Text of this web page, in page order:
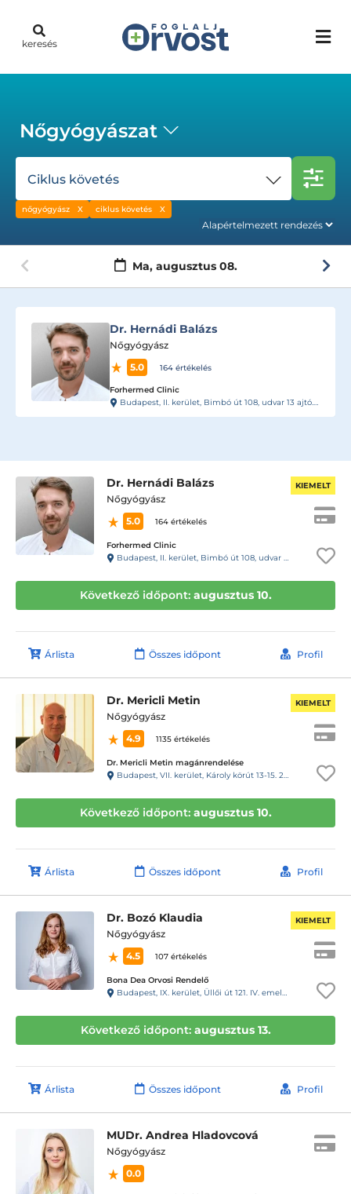
keresés
Nőgyógyászat
Ciklus követés
nőgyógyász ciklus követés
Ma, augusztus 08.
Dr. Hernádi Balázs
Nőgyógyász
5.0
164 értékelés
Forhermed Clinic
Budapest, II. kerület, Bimbó út 108, udvar 13 ajtó. Kaputelefon 13- Rendelő
Dr. Hernádi Balázs
Nőgyógyász
5.0
164 értékelés
Forhermed Clinic
Budapest, II. kerület, Bimbó út 108, udvar 13 ajtó. Kaputelefon 13- Rendelő
KIEMELT
Következő időpont: augusztus 10.
Árlista Összes időpont Profil
Dr. Mericli Metin
Nőgyógyász
4.9
1135 értékelés
Dr. Mericli Metin magánrendelése
Budapest, VII. kerület, Károly körút 13-15. 2.em.12.
KIEMELT
Következő időpont: augusztus 10.
Árlista Összes időpont Profil
Dr. Bozó Klaudia
Nőgyógyász
4.5
107 értékelés
Bona Dea Orvosi Rendelő
Budapest, IX. kerület, Üllői út 121. IV. emelet 12. Kaputelefon: 157
KIEMELT
Következő időpont: augusztus 13.
Árlista Összes időpont Profil
MUDr. Andrea Hladovcová
Nőgyógyász
0.0